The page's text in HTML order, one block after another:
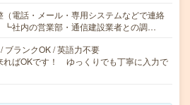
（電話・メール・専用システムなどで連絡
社内の営業部・通信建設業者との調…
ブランクOK / 英語力不要
ればOKです！ ゆっくりでも丁寧に入力で